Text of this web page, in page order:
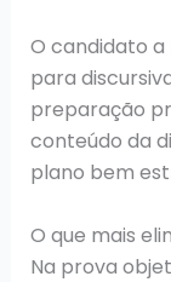
O candidato
para
preparação
conteúdo da
plano bem
O que mais
Na prova